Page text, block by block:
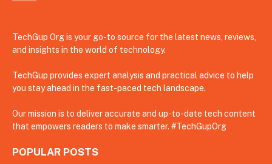
TechGup Org is your go-to source for the latest news, reviews,
and insights in the world of technology.
TechGup provides expert analysis and practical advice to help
you stay ahead in the fast-paced tech landscape.
Our mission is to deliver accurate and up-to-date tech content
that empowers readers to make smarter. #TechGupOrg
POPULAR POSTS